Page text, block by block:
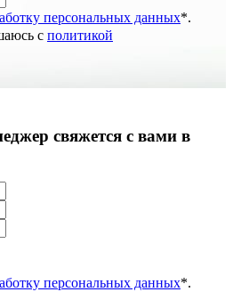
персональных данных*.
с политикой
свяжется с вами в
персональных данных*.